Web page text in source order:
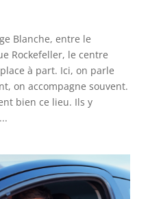
Blanche, entre le
Rockefeller, le centre
à part. Ici, on parle
on accompagne souvent.
bien ce lieu. Ils y